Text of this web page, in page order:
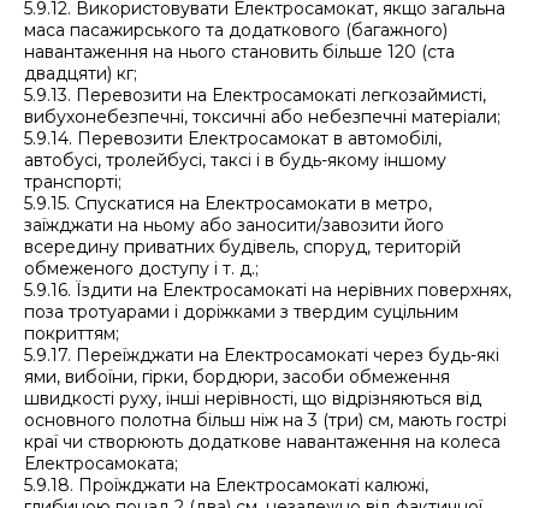
5.9.12. Використовувати Електросамокат, якщо загальна
маса пасажирського та додаткового (багажного)
навантаження на нього становить більше 120 (ста
двадцяти) кг;
5.9.13. Перевозити на Електросамокаті легкозаймисті,
вибухонебезпечні, токсичні або небезпечні матеріали;
5.9.14. Перевозити Електросамокат в автомобілі,
автобусі, тролейбусі, таксі і в будь-якому іншому
транспорті;
5.9.15. Спускатися на Електросамокати в метро,
заїжджати на ньому або заносити/завозити його
всередину приватних будівель, споруд, територій
обмеженого доступу і т. д.;
5.9.16. Їздити на Електросамокаті на нерівних поверхнях,
поза тротуарами і доріжками з твердим суцільним
покриттям;
5.9.17. Переїжджати на Електросамокаті через будь-які
ями, вибоїни, гірки, бордюри, засоби обмеження
швидкості руху, інші нерівності, що відрізняються від
основного полотна більш ніж на 3 (три) см, мають гострі
краї чи створюють додаткове навантаження на колеса
Електросамоката;
5.9.18. Проїжджати на Електросамокаті калюжі,